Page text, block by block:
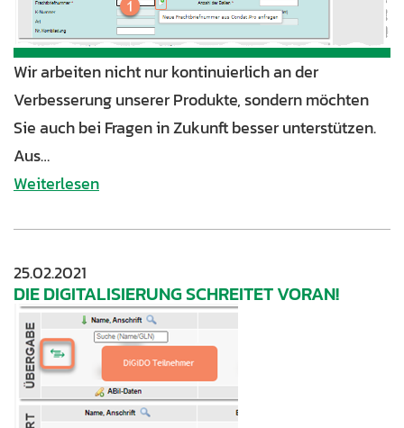
Wir arbeiten nicht nur kontinuierlich an der
Verbesserung unserer Produkte, sondern möchten
Sie auch bei Fragen in Zukunft besser unterstützen.
Aus…
Weiterlesen
25.02.2021
DIE DIGITALISIERUNG SCHREITET VORAN!